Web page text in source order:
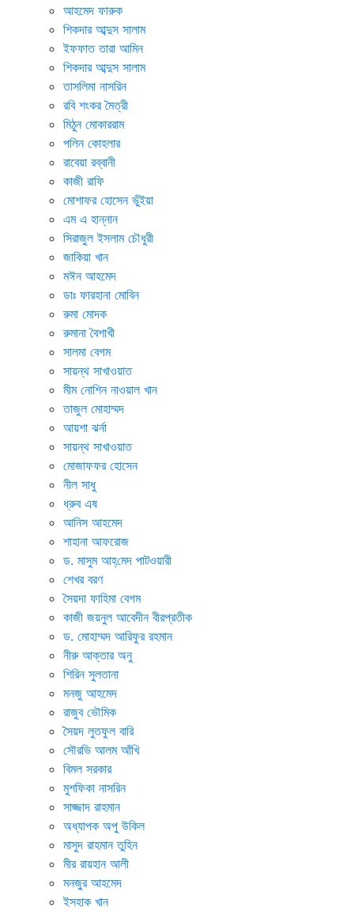
আহমেদ ফারুক
শিকদার আব্দুস সালাম
ইফফাত তারা আমিন
শিকদার আব্দুস সালাম
তাসলিমা নাসরিন
রবি শংকর মৈত্রী
মিঠুন মোকাররাম
পলিন কোহলার
রাবেয়া রব্বানী
কাজী রাফি
মোশাফর হোসেন ভুঁইয়া
এম এ হান্নান
সিরাজুল ইসলাম চৌধুরী
জাকিয়া খান
মঈন আহমেদ
ডাঃ ফারহানা মোবিন
রুমা মোদক
রুমানা বৈশাখী
সালমা বেগম
সায়ন্থ সাখাওয়াত
মীম নোশিন নাওয়াল খান
তাজুল মোহাম্মদ
আয়শা ঝর্না
সায়ন্থ সাখাওয়াত
মোজাফফর হোসেন
নীল সাধু
ধ্রুব এষ
আনিস আহমেদ
শাহানা আফরোজ
ড. মাসুম আহ্‌মেদ পাটওয়ারী
শেখর বরণ
সৈয়দা ফাহিমা বেগম
কাজী জয়নুল আবেদীন বীরপ্রতীক
ড. মোহাম্মদ আরিফুর রহমান
নীরু আক্তার অনু
শিরিন সুলতানা
মনজু আহমেদ
রাজুব ভৌমিক
সৈয়দ লুতফুল বারি
সৌরভি আলম আঁখি
বিমল সরকার
মুশফিকা নাসরিন
সাজ্জাদ রাহমান
অধ্যাপক অপু উকিল
মাসুদ রাহমান তুহিন
মীর রায়হান আলী
মনজু্র আহমেদ
ইসহাক খান